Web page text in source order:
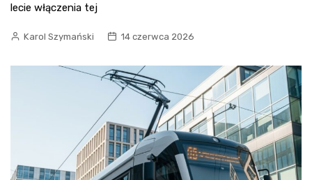
lecie włączenia tej
Karol Szymański 14 czerwca 2026